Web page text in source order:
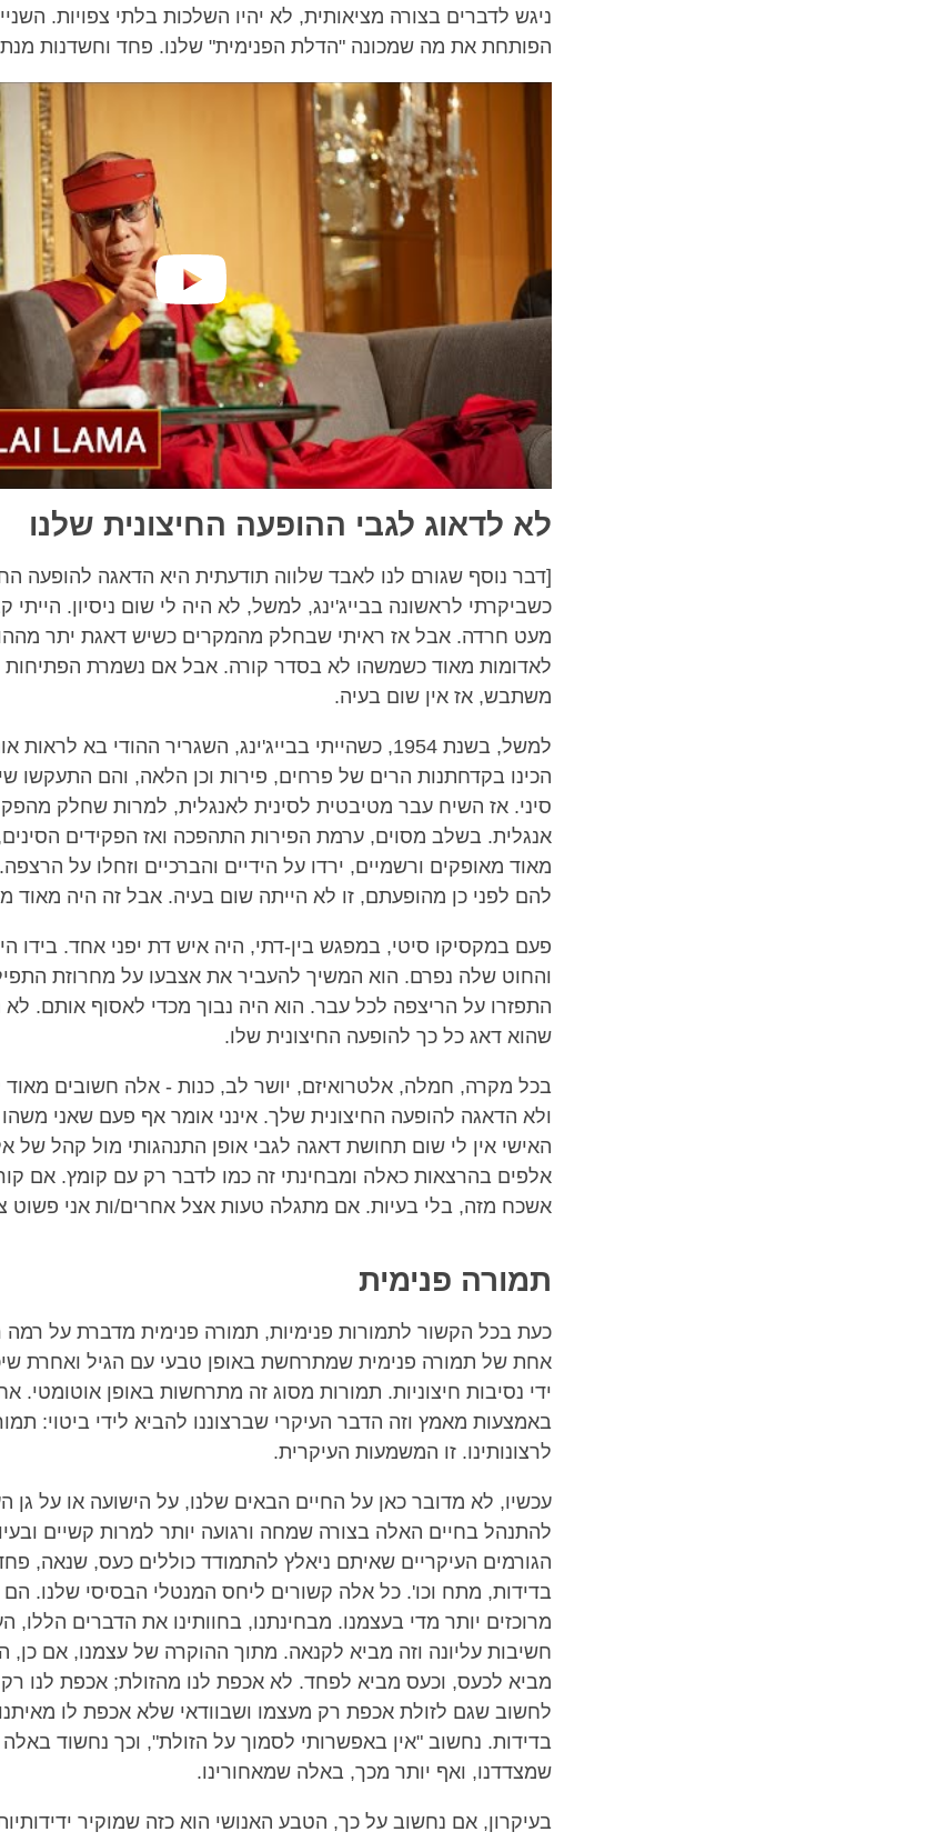
ניגש לדברים בצורה מציאותית, לא יהיו השלכות בלתי צפויות.
הפותחת את מה שמכונה "הדלת הפנימית" שלנו. פחד וחשדנות
לא לדאוג לגבי ההופעה החיצונית שלנו
[דבר נוסף שגורם לנו לאבד שלווה תודעתית היא הדאגה להופעה
כשביקרתי לראשונה בבייג'ינג, למשל, לא היה לי שום ניסיון. הייתי
מעט חרדה. אבל אז ראיתי שבחלק מהמקרים כשיש דאגת יתר
לאדומות מאוד כשמשהו לא בסדר קורה. אבל אם נשמרת
משתבש, אז אין שום בעיה.
למשל, בשנת 1954, כשהייתי בבייג'ינג, השגריר ההודי בא
הכינו בקדחתנות הרים של פרחים, פירות וכן הלאה, והם התעקשו
סיני. אז השיח עבר מטיבטית לסינית לאנגלית, למרות שחלק
אנגלית. בשלב מסוים, ערמת הפירות התהפכה ואז הפקידים
מאוד מאופקים ורשמיים, ירדו על הידיים והברכיים וזחלו על
להם לפני כן מהופעתם, זו לא הייתה שום בעיה. אבל זה היה מאוד
פעם במקסיקו סיטי, במפגש בין-דתי, היה איש דת יפני אחד. בידו
והחוט שלה נפרם. הוא המשיך להעביר את אצבעו על מחרוזת
התפזרו על הריצפה לכל עבר. הוא היה נבוך מכדי לאסוף אותם. לא
שהוא דאג כל כך להופעה החיצונית שלו.
בכל מקרה, חמלה, אלטרואיזם, יושר לב, כנות - אלה חשובים מאוד
ולא הדאגה להופעה החיצונית שלך. אינני אומר אף פעם שאני משהו
האישי אין לי שום תחושת דאגה לגבי אופן התנהגותי מול קהל של
אלפים בהרצאות כאלה ומבחינתי זה כמו לדבר רק עם קומץ. אם
אשכח מזה, בלי בעיות. אם מתגלה טעות אצל אחרים/ות אני פשוט
תמורה פנימית
כעת בכל הקשור לתמורות פנימיות, תמורה פנימית מדברת על רמה
אחת של תמורה פנימית שמתרחשת באופן טבעי עם הגיל ואחרת
ידי נסיבות חיצוניות. תמורות מסוג זה מתרחשות באופן אוטומטי.
באמצעות מאמץ וזה הדבר העיקרי שברצוננו להביא לידי ביטוי:
לרצונותינו. זו המשמעות העיקרית.
עכשיו, לא מדובר כאן על החיים הבאים שלנו, על הישועה או על גן
להתנהל בחיים האלה בצורה שמחה ורגועה יותר למרות קשיים
הגורמים העיקריים שאיתם ניאלץ להתמודד כוללים כעס, שנאה,
בדידות, מתח וכו'. כל אלה קשורים ליחס המנטלי הבסיסי שלנו. הם
מרוכזים יותר מדי בעצמנו. מבחינתנו, בחוותינו את הדברים הללו,
חשיבות עליונה וזה מביא לקנאה. מתוך ההוקרה של עצמנו, אם כן,
מביא לכעס, וכעס מביא לפחד. לא אכפת לנו מהזולת; אכפת לנו רק
לחשוב שגם לזולת אכפת רק מעצמו ושבוודאי שלא אכפת לו
בדידות. נחשוב "אין באפשרותי לסמוך על הזולת", וכך נחשוד
שמצדדנו, ואף יותר מכך, באלה שמאחורינו.
בעיקרון, אם נחשוב על כך, הטבע האנושי הוא כזה שמוקיר